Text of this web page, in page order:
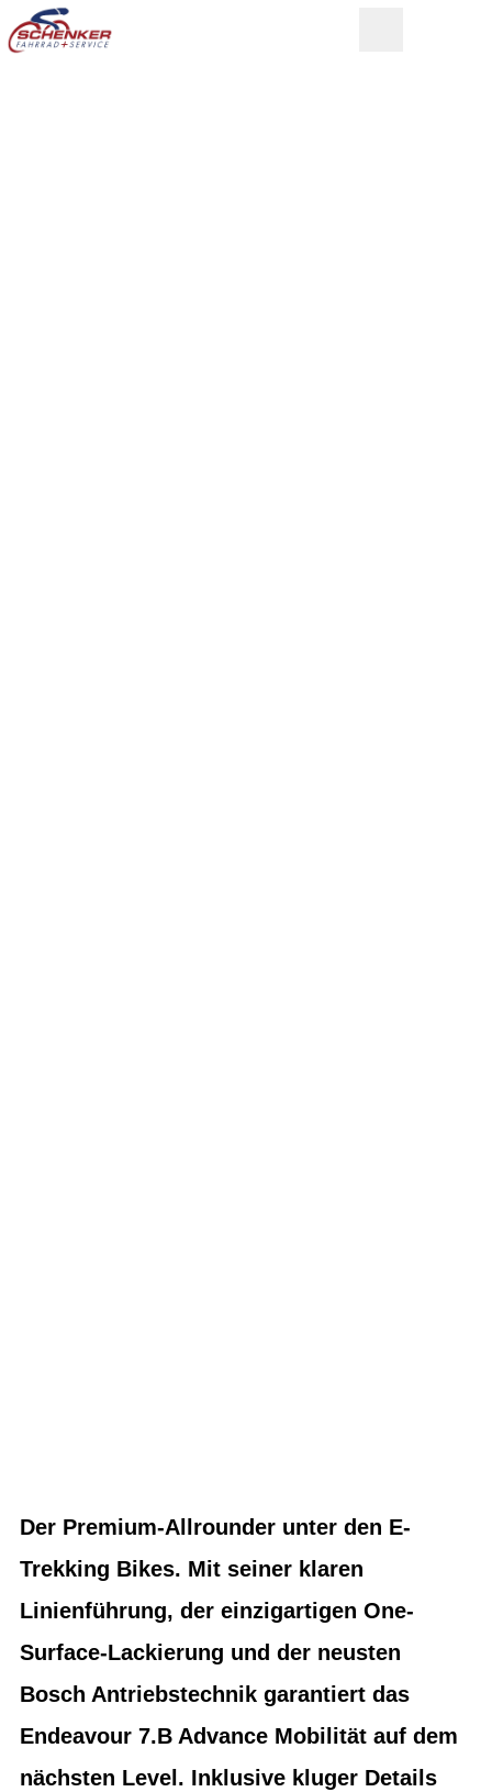
Der Premium-Allrounder unter den E-
Trekking Bikes. Mit seiner klaren
Linienführung, der einzigartigen One-
Surface-Lackierung und der neusten
Bosch Antriebstechnik garantiert das
Endeavour 7.B Advance Mobilität auf dem
nächsten Level. Inklusive kluger Details